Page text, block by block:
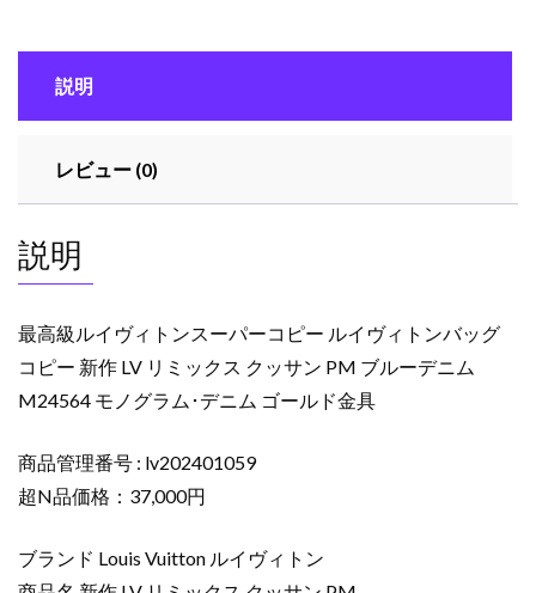
ン
ー
コ
ー
ル
ヴ
ィ
ト
バ
ッ
コ
ピ
説明
レビュー (0)
説明
最高級ルイヴィトンスーパーコピー ルイヴィトンバッグ
コピー 新作 LV リミックス クッサン PM ブルーデニム
M24564 モノグラム･デニム ゴールド金具
商品管理番号 : lv202401059
超N品価格：37,000円
ブランド Louis Vuitton ルイヴィトン